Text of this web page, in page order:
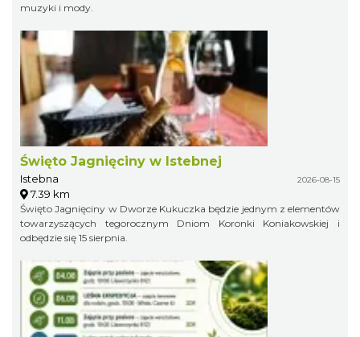
muzyki i mody.
Święto Jagnięciny w Istebnej
Istebna 2026-08-15
7.39 km
Święto Jagnięciny w Dworze Kukuczka będzie jednym z elementów
towarzyszących tegorocznym Dniom Koronki Koniakowskiej i
odbędzie się 15 sierpnia.